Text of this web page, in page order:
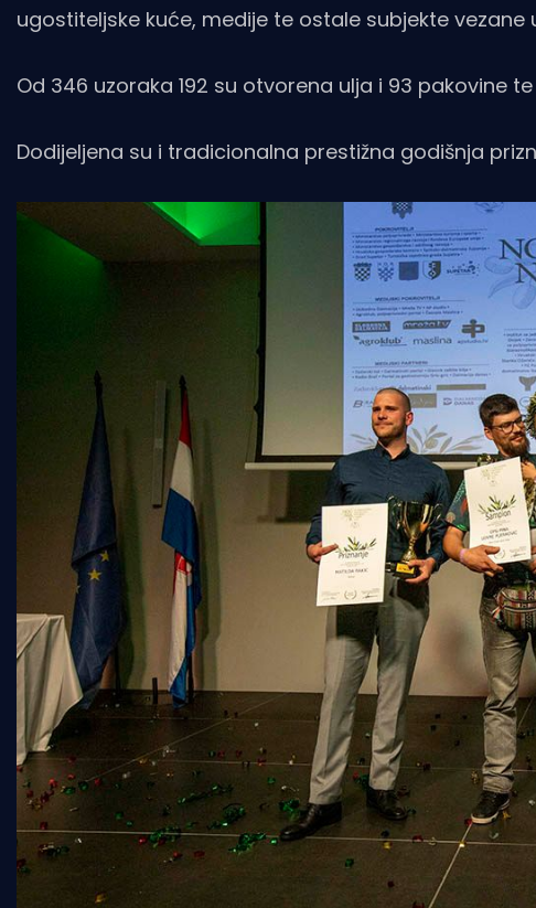
ugostiteljske kuće, medije te ostale subjekte
Od 346 uzoraka 192 su otvorena ulja i 93 pakovine
Dodijeljena su i tradicionalna prestižna godišnja